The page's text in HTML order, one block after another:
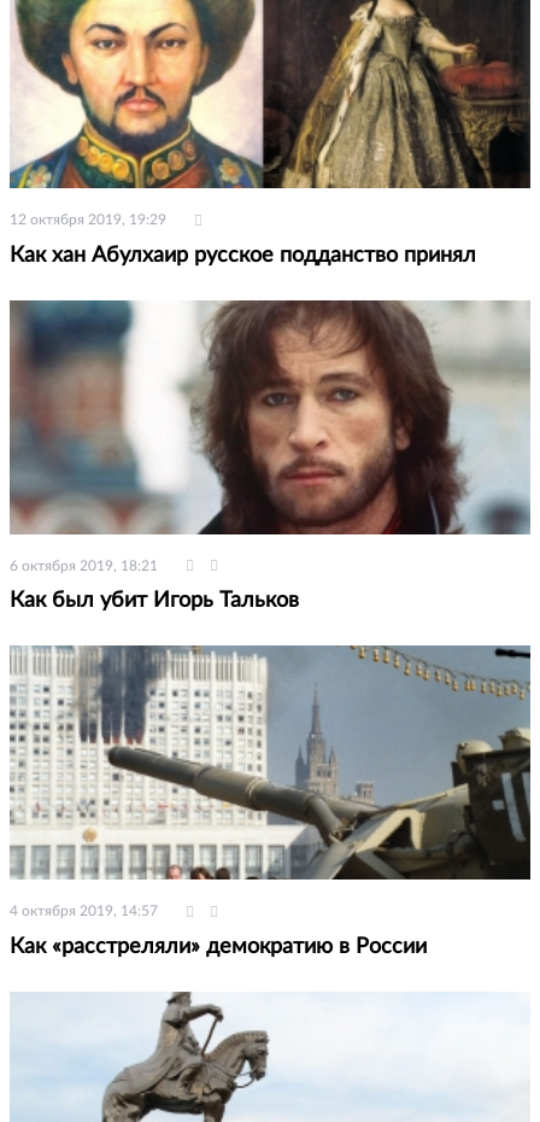
12 октября 2019, 19:29
Как хан Абулхаир русское подданство принял
6 октября 2019, 18:21
Как был убит Игорь Тальков
4 октября 2019, 14:57
Как «расстреляли» демократию в России